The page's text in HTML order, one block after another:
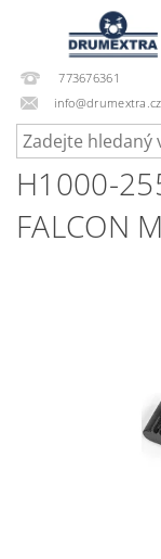
773676361
info@drumextra.cz
H1000-
FALCON